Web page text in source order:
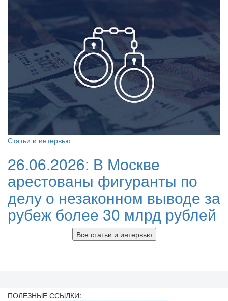
Статьи и интервью
26.06.2026: В Москве
арестованы фигуранты по
делу о незаконном выводе за
рубеж более 30 млрд рублей
Все статьи и интервью
ПОЛЕЗНЫЕ ССЫЛКИ: